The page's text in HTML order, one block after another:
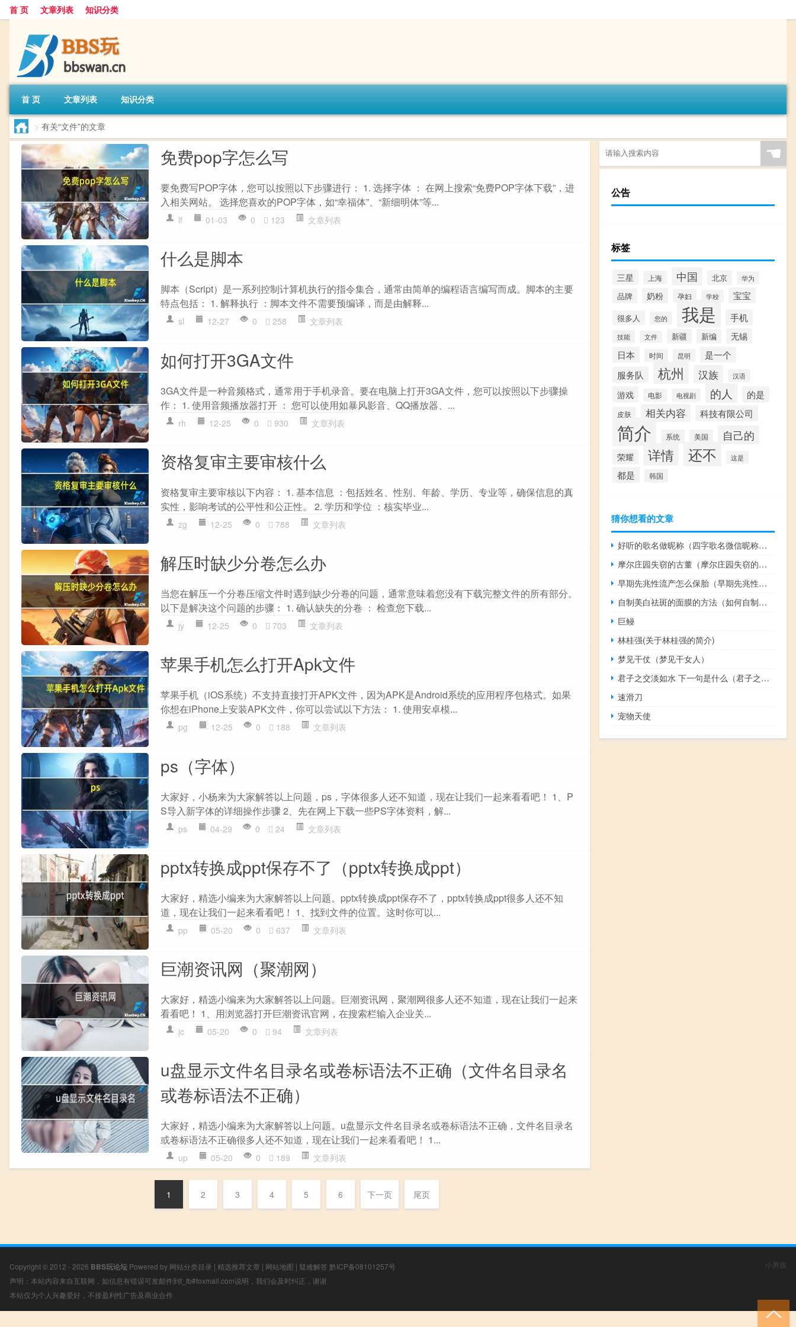
首 页 文章列表 知识分类
首 页 文章列表 知识分类
> 有关“文件”的文章
免费pop字怎么写
要免费写POP字体，您可以按照以下步骤进行： 1. 选择字体 ： 在网上搜索“免费POP字体下载”，进
入相关网站。 选择您喜欢的POP字体，如“幸福体”、“新细明体”等...
lf 01-03 0 123 文章列表
什么是脚本
脚本（Script）是一系列控制计算机执行的指令集合，通常由简单的编程语言编写而成。脚本的主要
特点包括： 1. 解释执行 ：脚本文件不需要预编译，而是由解释...
sl 12-27 0 258 文章列表
如何打开3GA文件
3GA文件是一种音频格式，通常用于手机录音。要在电脑上打开3GA文件，您可以按照以下步骤操
作： 1. 使用音频播放器打开 ： 您可以使用如暴风影音、QQ播放器、...
rh 12-25 0 930 文章列表
资格复审主要审核什么
资格复审主要审核以下内容： 1. 基本信息 ：包括姓名、性别、年龄、学历、专业等，确保信息的真
实性，影响考试的公平性和公正性。 2. 学历和学位 ：核实毕业...
zg 12-25 0 788 文章列表
解压时缺少分卷怎么办
当您在解压一个分卷压缩文件时遇到缺少分卷的问题，通常意味着您没有下载完整文件的所有部分。
以下是解决这个问题的步骤： 1. 确认缺失的分卷 ： 检查您下载...
jy 12-25 0 703 文章列表
苹果手机怎么打开Apk文件
苹果手机（iOS系统）不支持直接打开APK文件，因为APK是Android系统的应用程序包格式。如果
你想在iPhone上安装APK文件，你可以尝试以下方法： 1. 使用安卓模...
pg 12-25 0 188 文章列表
ps（字体）
大家好，小杨来为大家解答以上问题，ps，字体很多人还不知道，现在让我们一起来看看吧！ 1、P
S导入新字体的详细操作步骤 2、先在网上下载一些PS字体资料，解...
ps 04-29 0 24 文章列表
pptx转换成ppt保存不了（pptx转换成ppt）
大家好，精选小编来为大家解答以上问题。pptx转换成ppt保存不了，pptx转换成ppt很多人还不知
道，现在让我们一起来看看吧！ 1、找到文件的位置。这时你可以...
pp 05-20 0 637 文章列表
巨潮资讯网（聚潮网）
大家好，精选小编来为大家解答以上问题。巨潮资讯网，聚潮网很多人还不知道，现在让我们一起来
看看吧！ 1、用浏览器打开巨潮资讯官网，在搜索栏输入企业关...
jc 05-20 0 94 文章列表
u盘显示文件名目录名或卷标语法不正确（文件名目录名
或卷标语法不正确）
大家好，精选小编来为大家解答以上问题。u盘显示文件名目录名或卷标语法不正确，文件名目录名
或卷标语法不正确很多人还不知道，现在让我们一起来看看吧！ 1...
up 05-20 0 189 文章列表
1 2 3 4 5 6 下一页 尾页
☚
公告
标签
三星 上海 中国 北京 华为
品牌 奶粉 孕妇 学校 宝宝
很多人 您的 我是 手机
技能 文件 新疆 新编 无锡
日本 时间 昆明
是一个
服务队
杭州 汉族 汉语
游戏 电影 电视剧 的人 的是
皮肤 相关内容 科技有限公司
简介 系统 美国 自己的
荣耀 详情 还不 这是
都是 韩国
猜你想看的文章
好听的歌名做昵称（四字歌名微信昵称推荐）
摩尔庄园失窃的古董（摩尔庄园失窃的古董）
早期先兆性流产怎么保胎（早期先兆性流产的症状）
自制美白祛斑的面膜的方法（如何自制美白祛斑的面膜）
巨鳗
林桂强(关于林桂强的简介)
梦见干仗（梦见干女人）
君子之交淡如水 下一句是什么（君子之交淡如水下一句是什么形容男女之间君子之交）
速滑刀
宠物天使
Copyright © 2012 - 2026 BBS玩论坛 Powered by 网站分类目录 | 精选推荐文章 | 网站地图 | 疑难解答 黔ICP备08101257号
声明：本站内容来自互联网，如信息有错误可发邮件到f_fb#foxmail.com说明，我们会及时纠正，谢谢
本站仅为个人兴趣爱好，不接盈利性广告及商业合作
小男孩